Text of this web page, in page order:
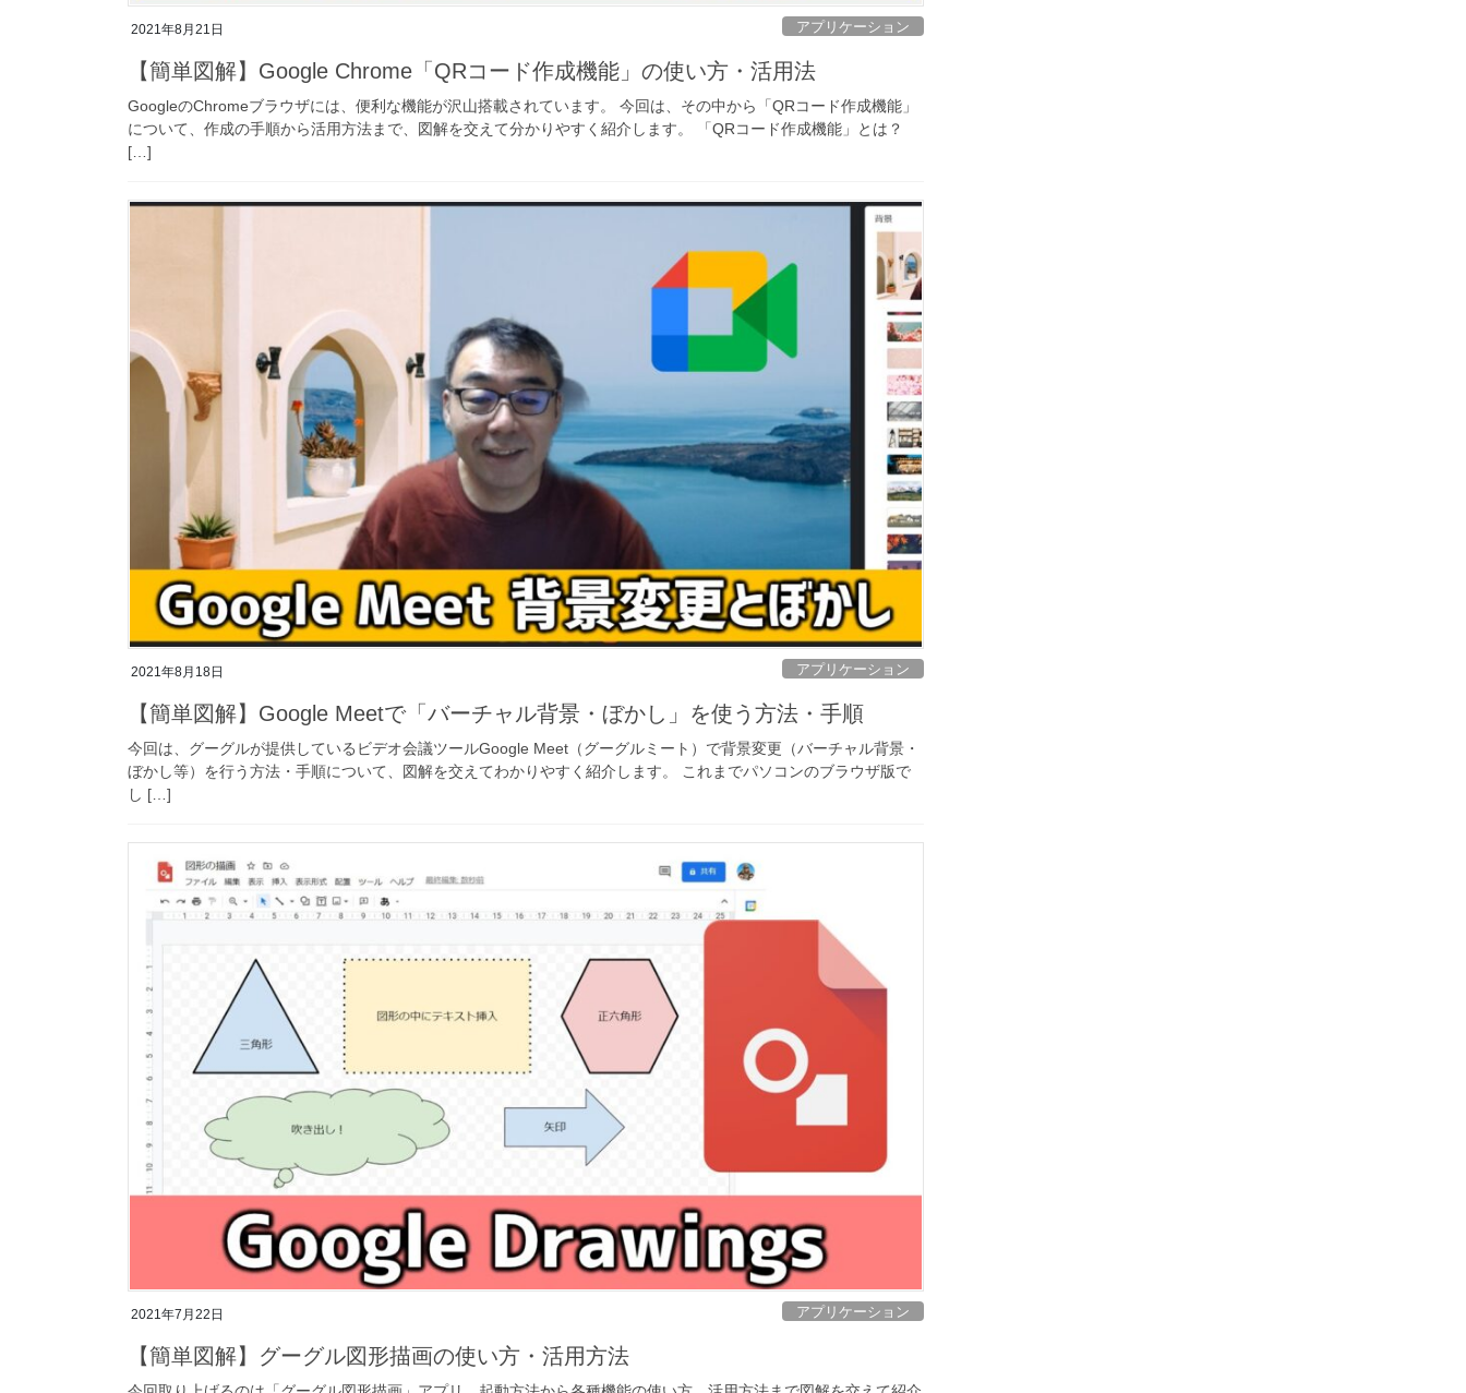
2021年8月21日 アプリケーション
【簡単図解】Google Chrome「QRコード作成機能」の使い方・活用法
GoogleのChromeブラウザには、便利な機能が沢山搭載されています。 今回は、その中から「QRコード作成機能」
について、作成の手順から活用方法まで、図解を交えて分かりやすく紹介します。 「QRコード作成機能」とは？
[…]
2021年8月18日 アプリケーション
【簡単図解】Google Meetで「バーチャル背景・ぼかし」を使う方法・手順
今回は、グーグルが提供しているビデオ会議ツールGoogle Meet（グーグルミート）で背景変更（バーチャル背景・
ぼかし等）を行う方法・手順について、図解を交えてわかりやすく紹介します。 これまでパソコンのブラウザ版で
し […]
2021年7月22日 アプリケーション
【簡単図解】グーグル図形描画の使い方・活用方法